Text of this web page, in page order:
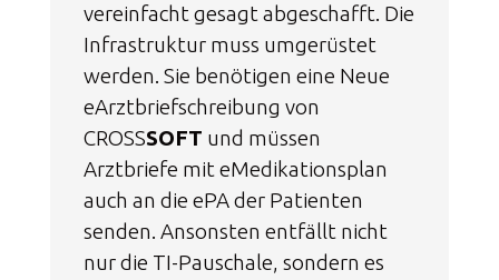
vereinfacht gesagt abgeschafft. Die
Infrastruktur muss umgerüstet
werden. Sie benötigen eine Neue
eArztbriefschreibung von
CROSSSOFT und müssen
Arztbriefe mit eMedikationsplan
auch an die ePA der Patienten
senden. Ansonsten entfällt nicht
nur die TI-Pauschale, sondern es